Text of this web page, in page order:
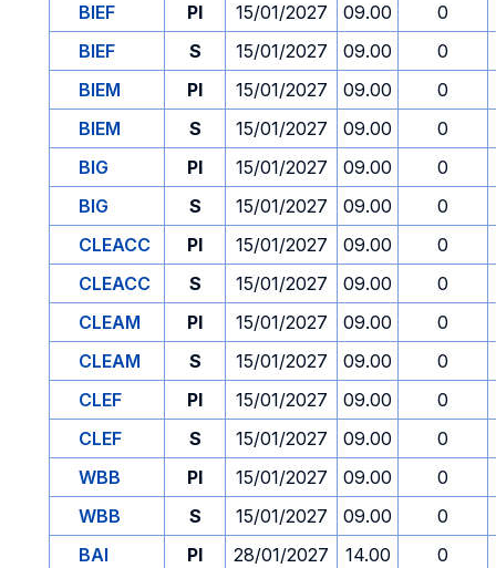
BIEF PI 15/01/2027 09.00
0
BIEF
S 15/01/2027 09.00
0
BIEM
PI 15/01/2027 09.00
0
BIEM
S 15/01/2027 09.00
0
BIG
PI 15/01/2027 09.00
0
BIG
S 15/01/2027 09.00
0
CLEACC
PI 15/01/2027 09.00
0
CLEACC
S 15/01/2027 09.00
0
CLEAM
PI 15/01/2027 09.00
0
CLEAM
S 15/01/2027 09.00
0
CLEF
PI 15/01/2027 09.00
0
CLEF
S 15/01/2027 09.00
0
WBB
PI 15/01/2027 09.00
0
WBB
S 15/01/2027 09.00
0
BAI
PI 28/01/2027 14.00
0